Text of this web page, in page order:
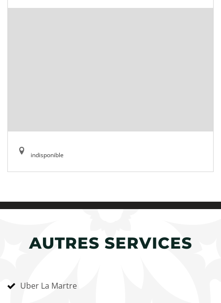
indisponible
AUTRES SERVICES
Uber La Martre